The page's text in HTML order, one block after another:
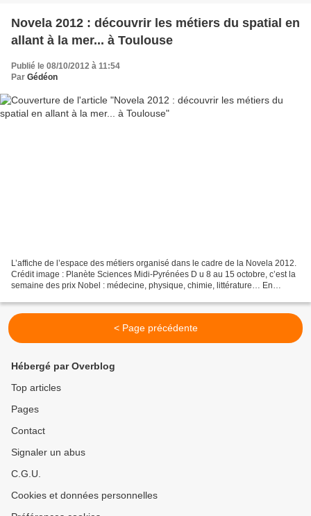
Novela 2012 : découvrir les métiers du spatial en
allant à la mer... à Toulouse
Publié le 08/10/2012 à 11:54
Par Gédéon
L’affiche de l’espace des métiers organisé dans le cadre de la Novela 2012.
Crédit image : Planète Sciences Midi-Pyrénées D u 8 au 15 octobre, c’est la
semaine des prix Nobel : médecine, physique, chimie, littérature… En
< Page précédente
Hébergé par Overblog
Top articles
Pages
Contact
Signaler un abus
C.G.U.
Cookies et données personnelles